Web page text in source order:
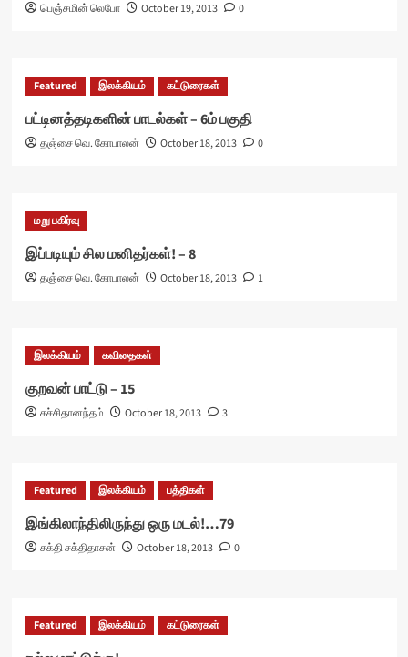
பெஞ்சமின் லெபோ October 19, 2013 0
Featured இலக்கியம் கட்டுரைகள்
பட்டினத்தடிகளின் பாடல்கள் – 6ம் பகுதி
தஞ்சை வெ. கோபாலன் October 18, 2013 0
மறு பகிர்வு
இப்படியும் சில மனிதர்கள்! – 8
தஞ்சை வெ. கோபாலன் October 18, 2013 1
இலக்கியம் கவிதைகள்
குறவன் பாட்டு – 15
சச்சிதானந்தம் October 18, 2013 3
Featured இலக்கியம் பத்திகள்
இங்கிலாந்திலிருந்து ஒரு மடல்!…79
சக்தி சக்திதாசன் October 18, 2013 0
Featured இலக்கியம் கட்டுரைகள்